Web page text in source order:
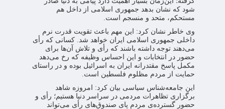
شود که نشان بدهد جمهوری اسلامی از داخل هم
مستحکم، متحد و منسجم است.
وی خاطر نشان کرد: این مهم باعث تقویت قدرت نرم
داخلی جمهوری اسلامی ایران خواهد شد. کسانی که رأی
می‌دهند توجه داشته باشند که رأی و تلاش آن‌ها برای
حضور در انتخابات و این احساس وظیفه که رخ می‌دهد
مکمل پاسخ مقتدرانه ایران به اسرائیل بوده و در راستای
حمایت از مردم مظلوم فلسطین است.
این جامعه‌شناس سیاسی بیان کرد: امروزه شاهد
برگزاری تظاهرات مردمی در سراسر دنیا هستیم؛ رأی و
حضور گسترده‌ی مردم پای صندوق‌های رأی می‌تواند